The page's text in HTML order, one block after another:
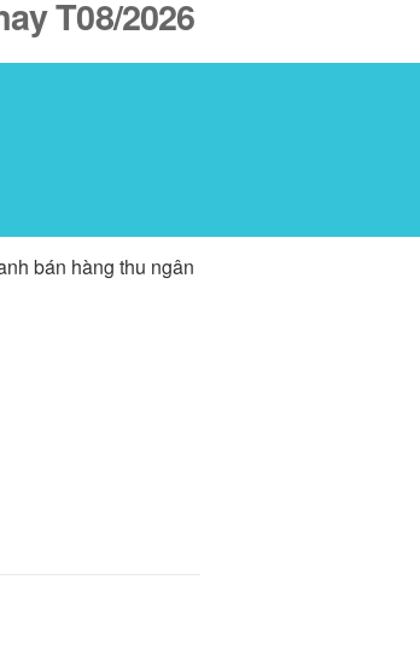
T08/2026
bán hàng thu ngân